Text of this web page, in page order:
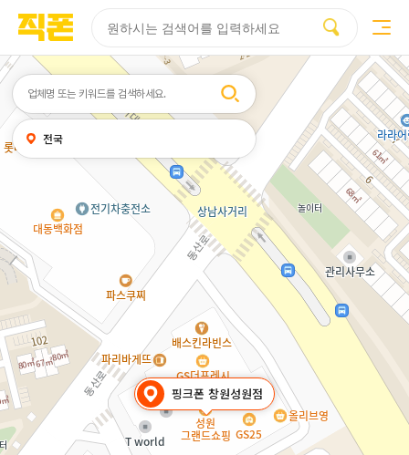
휴대폰성지시세표 성지커뮤니티
핑크폰 창원성원점
검색어
내
위치
찾기
전국
페이지
코소프트
페이지
코소프트
페이지
코소프트
페이지
코소프트
색엔진
코소프트
색엔진
코소프트
색엔진
코소프트
색엔진
코소프트